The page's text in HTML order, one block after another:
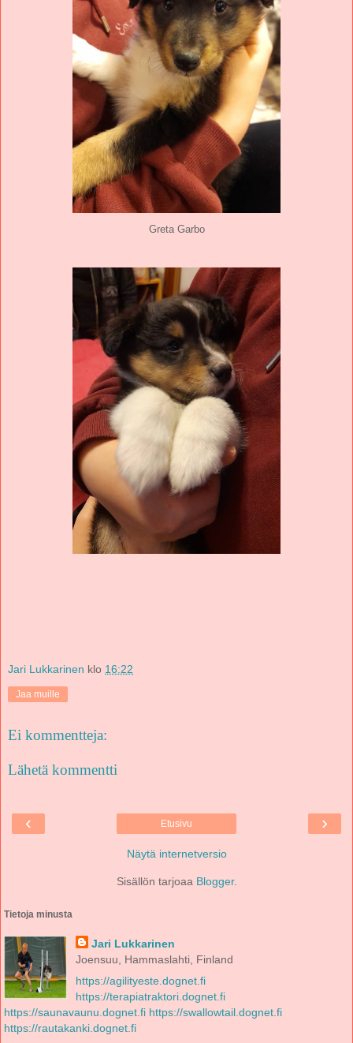
Greta Garbo
Jari Lukkarinen klo 16:22
Jaa muille
Ei kommentteja:
Lähetä kommentti
‹ ›
Etusivu
Näytä internetversio
Sisällön tarjoaa Blogger.
Tietoja minusta
Jari Lukkarinen
Joensuu, Hammaslahti, Finland
https://agilityeste.dognet.fi
https://terapiatraktori.dognet.fi
https://saunavaunu.dognet.fi https://swallowtail.dognet.fi
https://rautakanki.dognet.fi